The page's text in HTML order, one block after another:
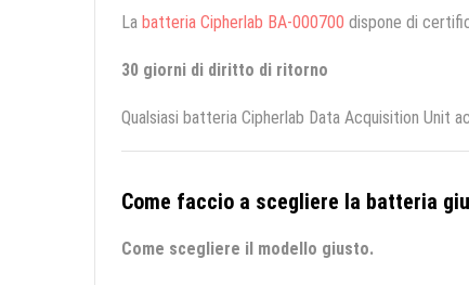
La batteria Cipherlab BA-000700 dispone di
30 giorni di diritto di ritorno
Qualsiasi batteria Cipherlab Data Acquisition Unit
Come faccio a scegliere la batteria
Come scegliere il modello giusto.